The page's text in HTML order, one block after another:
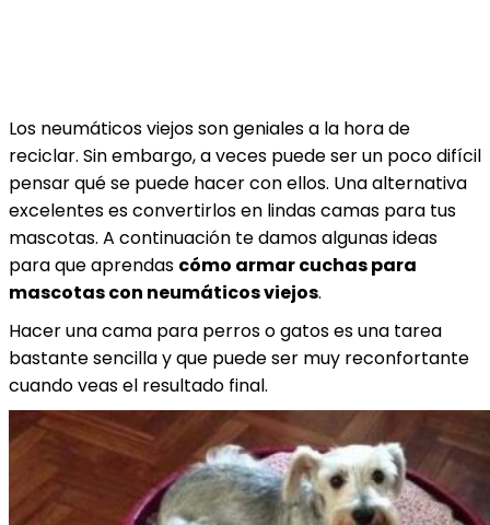
Los neumáticos viejos son geniales a la hora de
reciclar. Sin embargo, a veces puede ser un poco difícil
pensar qué se puede hacer con ellos. Una alternativa
excelentes es convertirlos en lindas camas para tus
mascotas. A continuación te damos algunas ideas
para que aprendas cómo armar cuchas para
mascotas con neumáticos viejos.
Hacer una cama para perros o gatos es una tarea
bastante sencilla y que puede ser muy reconfortante
cuando veas el resultado final.